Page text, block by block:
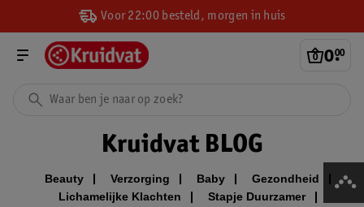
Voor 22:00 besteld, morgen in huis
0.
00
Kruidvat BLOG
Beauty Verzorging Baby
Gezondheid
Lichamelijke Klachten
Stapje Duurzamer